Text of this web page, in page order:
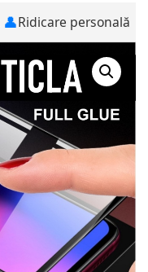
👤Ridicare personală